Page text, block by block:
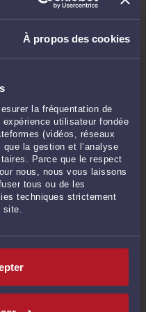
À propos des cookies
la fréquentation de
utilisateur fondée
(vidéos, réseaux
la gestion et l’analyse
Parce que le respect
nous, nous vous laissons
tous ou de les
techniques strictement
ENVOYER